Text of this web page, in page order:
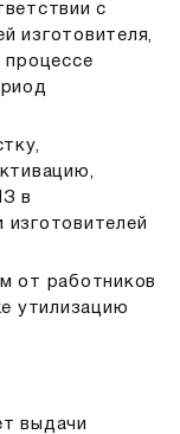
с
изготовителя,
процессе
в
от работников
утилизацию
выдачи